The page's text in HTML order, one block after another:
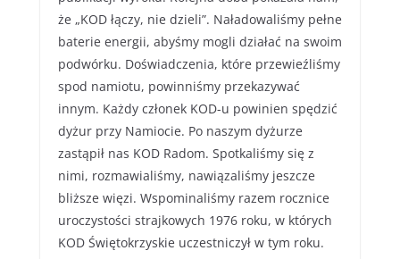
że „KOD łączy, nie dzieli”. Naładowaliśmy pełne
baterie energii, abyśmy mogli działać na swoim
podwórku. Doświadczenia, które przewieźliśmy
spod namiotu, powinniśmy przekazywać
innym. Każdy członek KOD-u powinien spędzić
dyżur przy Namiocie. Po naszym dyżurze
zastąpił nas KOD Radom. Spotkaliśmy się z
nimi, rozmawialiśmy, nawiązaliśmy jeszcze
bliższe więzi. Wspominaliśmy razem rocznice
uroczystości strajkowych 1976 roku, w których
KOD Świętokrzyskie uczestniczył w tym roku.